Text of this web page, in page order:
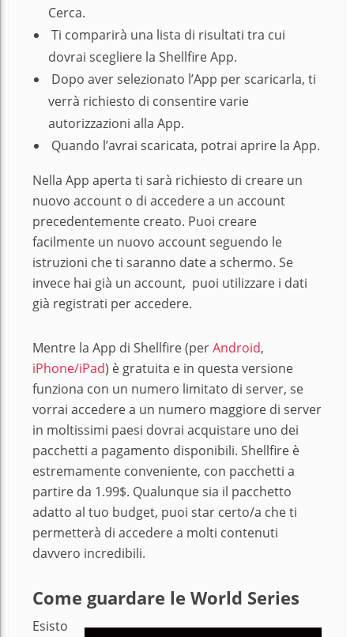
Cerca.
Ti comparirà una lista di risultati tra cui
dovrai scegliere la Shellfire App.
Dopo aver selezionato l’App per scaricarla, ti
verrà richiesto di consentire varie
autorizzazioni alla App.
Quando l’avrai scaricata, potrai aprire la App.
Nella App aperta ti sarà richiesto di creare un
nuovo account o di accedere a un account
precedentemente creato. Puoi creare
facilmente un nuovo account seguendo le
istruzioni che ti saranno date a schermo. Se
invece hai già un account, puoi utilizzare i dati
già registrati per accedere.
Mentre la App di Shellfire (perAndroid,
iPhone/iPad) è gratuita e in questa versione
funziona con un numero limitato di server, se
vorrai accedere a un numero maggiore di server
in moltissimi paesi dovrai acquistare uno dei
pacchetti a pagamento disponibili. Shellfire è
estremamente conveniente, con pacchetti a
partire da 1.99$. Qualunque sia il pacchetto
adatto al tuo budget, puoi star certo/a che ti
permetterà di accedere a molti contenuti
davvero incredibili.
Come guardare le World Series
Esisto